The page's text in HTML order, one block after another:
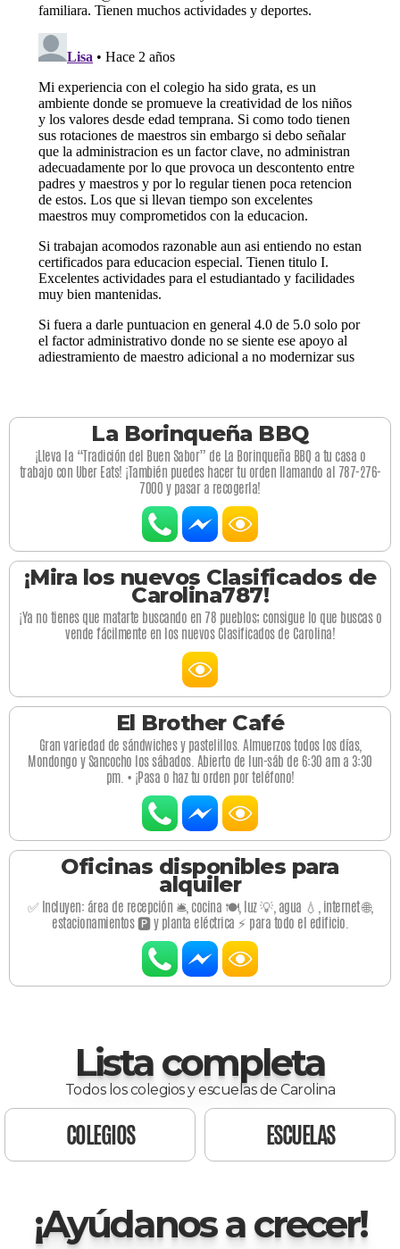
La Borinqueña BBQ
¡Lleva la “Tradición del Buen Sabor” de La Borinqueña BBQ a tu casa o
trabajo con Uber Eats! ¡También puedes hacer tu orden llamando al 787-276-
7000 y pasar a recogerla!
¡Mira los nuevos Clasificados de
Carolina787!
¡Ya no tienes que matarte buscando en 78 pueblos; consigue lo que buscas o
vende fácilmente en los nuevos Clasificados de Carolina!
El Brother Café
Gran variedad de sándwiches y pastelillos. Almuerzos todos los días,
Mondongo y Sancocho los sábados. Abierto de lun-sáb de 6:30 am a 3:30
pm. • ¡Pasa o haz tu orden por teléfono!
Oficinas disponibles para
alquiler
✅ Incluyen: área de recepción 🛎️, cocina 🍽️, luz 💡, agua 💧, internet 🌐,
estacionamientos 🅿️ y planta eléctrica ⚡ para todo el edificio.
Lista completa
Todos los colegios y escuelas de Carolina
COLEGIOS ESCUELAS
¡Ayúdanos a crecer!